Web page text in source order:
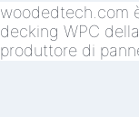
woodedtech.com
decking WPC
produttore di